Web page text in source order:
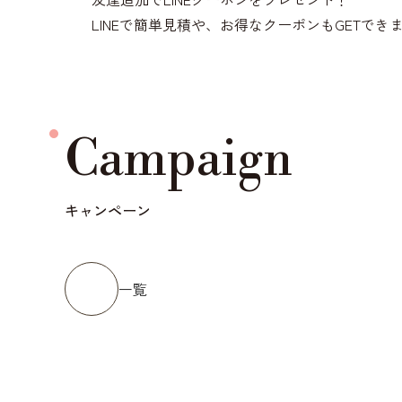
LINEで簡単見積や、お得なクーポンもGETでき
Campaign
キャンペーン
一覧